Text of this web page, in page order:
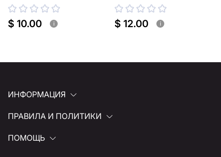
плазменной резки
$ 10.00 i $ 12.00 i
ИНФОРМАЦИЯ
ПРАВИЛА И ПОЛИТИКИ
ПОМОЩЬ